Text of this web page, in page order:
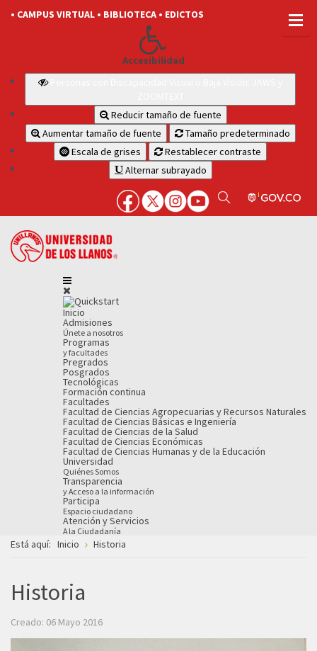
• CAMPUS VIRTUAL • BIBLIOTECA • EDICTOS
Accesibilidad
Reducir tamaño de fuente
Aumentar tamaño de fuente
Tamaño predeterminado
Escala de grises
Restablecer contraste
Alternar subrayado
Inicio
Admisiones
Únete a nosotros
Programas
y facultades
Pregrados
Posgrados
Tecnológicas
Formación continua
Facultades
Facultad de Ciencias Agropecuarias y Recursos Naturales
Facultad de Ciencias Básicas e Ingeniería
Facultad de Ciencias de la Salud
Facultad de Ciencias Económicas
Facultad de Ciencias Humanas y de la Educación
Universidad
Quiénes Somos
Transparencia
y Acceso a la información
Participa
Espacio ciudadano
Atención y Servicios
A la Ciudadanía
Está aquí: Inicio Historia
Historia
Creado: 06 Mayo 2016